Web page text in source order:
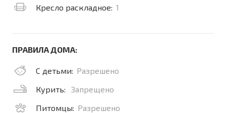
Кресло раскладное: 1
ПРАВИЛА ДОМА:
С детьми: Разрешено
Курить:
Запрещено
Питомцы: Разрешено